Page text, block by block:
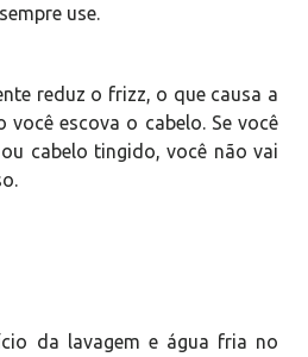
use.
reduz o frizz, o que causa a
escova o cabelo. Se você
cabelo tingido, você não vai
da lavagem e água fria no